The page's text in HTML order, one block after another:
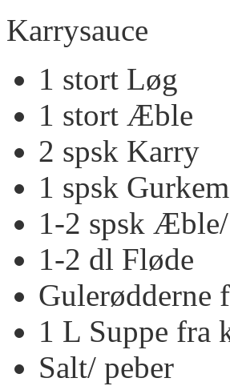
Karrysauce
1 stort Løg
1 stort Æble
2 spsk Karry
1 spsk
1-2 spsk Æble/
1-2 dl Fløde
Gulerødderne
1 L Suppe fra
Salt/ peber